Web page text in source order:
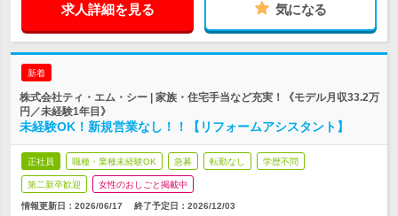
求人詳細を見る 気になる
新着
株式会社ティ・エム・シー | 家族・住宅手当など充実！《モデル月収33.2万
円／未経験1年目》
未経験OK！新規営業なし！！【リフォームアシスタント】
正社員 職種・業種未経験OK 急募 転勤なし 学歴不問
第二新卒歓迎 女性のおしごと掲載中
情報更新日：2026/06/17 終了予定日： 2026/12/03